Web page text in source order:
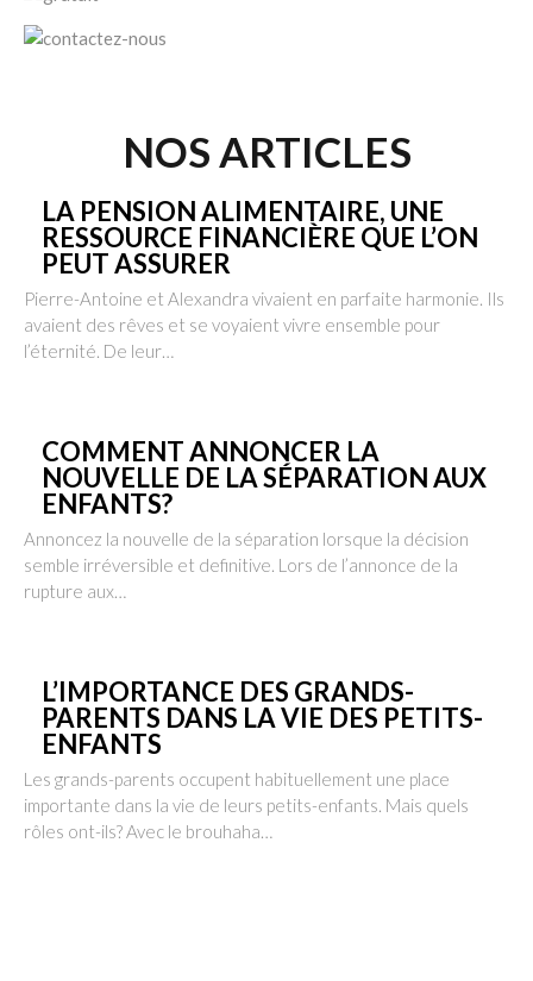
NOS ARTICLES
LA PENSION ALIMENTAIRE, UNE
RESSOURCE FINANCIÈRE QUE L’ON
PEUT ASSURER
Pierre-Antoine et Alexandra vivaient en parfaite harmonie. Ils
avaient des rêves et se voyaient vivre ensemble pour
l’éternité. De leur…
COMMENT ANNONCER LA
NOUVELLE DE LA SÉPARATION AUX
ENFANTS?
Annoncez la nouvelle de la séparation lorsque la décision
semble irréversible et definitive. Lors de l’annonce de la
rupture aux…
L’IMPORTANCE DES GRANDS-
PARENTS DANS LA VIE DES PETITS-
ENFANTS
Les grands-parents occupent habituellement une place
importante dans la vie de leurs petits-enfants. Mais quels
rôles ont-ils? Avec le brouhaha…